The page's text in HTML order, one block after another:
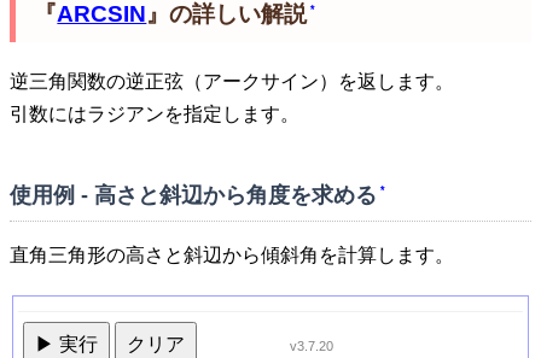
『ARCSIN』の詳しい解説 *
逆三角関数の逆正弦（アークサイン）を返します。
引数にはラジアンを指定します。
使用例 - 高さと斜辺から角度を求める *
直角三角形の高さと斜辺から傾斜角を計算します。
▶ 実行 クリア v3.7.20